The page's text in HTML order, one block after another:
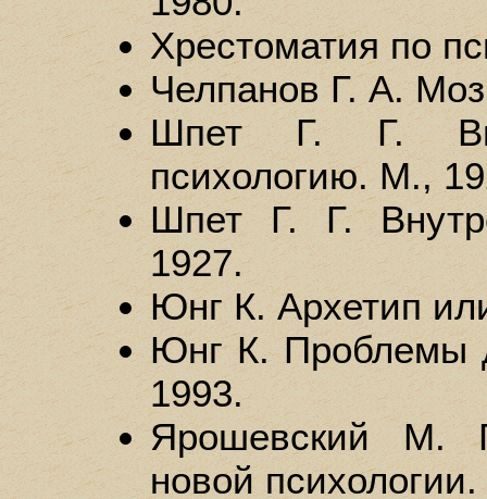
Хрестоматия по
Челпанов Г. А.
Шпет Г. Г.
психологию. М.,
Шпет Г. Г.
1927.
Юнг К. Архетип
Юнг К. Проблемы
1993.
Ярошевский М.
новой